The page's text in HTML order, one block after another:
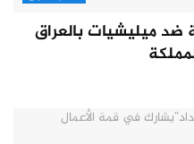
ضد ميليشيات بالعراق